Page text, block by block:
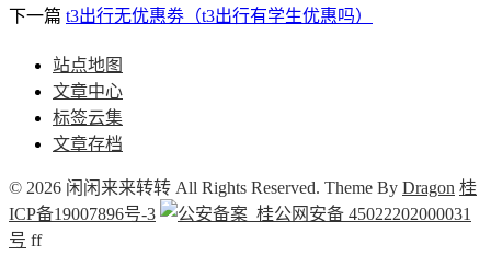
下一篇 t3出行无优惠劵（t3出行有学生优惠吗）
站点地图
文章中心
标签云集
文章存档
© 2026 闲闲来来转转 All Rights Reserved. Theme By Dragon 桂
ICP备19007896号-3
桂公网安备 45022202000031
号 ff